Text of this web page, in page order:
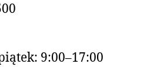
9:00–17:00